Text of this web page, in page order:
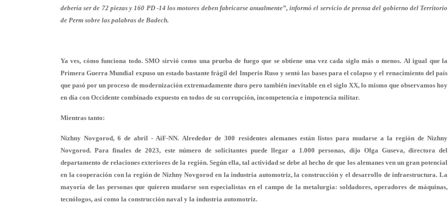
debería ser de 72 piezas y 160 PD -14 los motores deben fabricarse anualmente”, informó el servicio de prensa del gobierno del Territorio
de Perm sobre las palabras de Badech.
Ya ves, cómo funciona todo. SMO sirvió como una prueba de fuego que se obtiene una vez cada siglo más o menos. Al igual que la
Primera Guerra Mundial expuso un estado bastante frágil del Imperio Ruso y sentó las bases para el colapso y el renacimiento del país
que pasó por un proceso de modernización extremadamente duro pero también inevitable en el siglo XX, lo mismo que observamos hoy
en día con Occidente combinado expuesto en todos de su corrupción, incompetencia e impotencia militar.
Mientras tanto:
Nizhny Novgorod, 6 de abril - AiF-NN. Alrededor de 300 residentes alemanes están listos para mudarse a la región de Nizhny
Novgorod. Para finales de 2023, este número de solicitantes puede llegar a 1.000 personas, dijo Olga Guseva, directora del
departamento de relaciones exteriores de la región. Según ella, tal actividad se debe al hecho de que los alemanes ven un gran potencial
en la cooperación con la región de Nizhny Novgorod en la industria automotriz, la construcción y el desarrollo de infraestructura. La
mayoría de las personas que quieren mudarse son especialistas en el campo de la metalurgia: soldadores, operadores de máquinas,
tecnólogos, así como la construcción naval y la industria automotriz.